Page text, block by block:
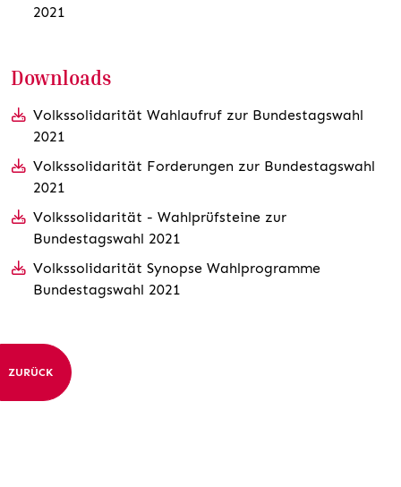
2021
Downloads
Volkssolidarität Wahlaufruf zur Bundestagswahl
2021
Volkssolidarität Forderungen zur Bundestagswahl
2021
Volkssolidarität - Wahlprüfsteine zur
Bundestagswahl 2021
Volkssolidarität Synopse Wahlprogramme
Bundestagswahl 2021
ZURÜCK